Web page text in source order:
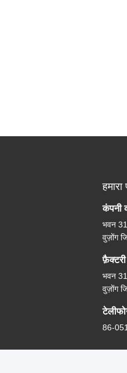
हमारा
कंपनी
भवन
वुज़ोंग
भवन
वुज़ोंग
86-